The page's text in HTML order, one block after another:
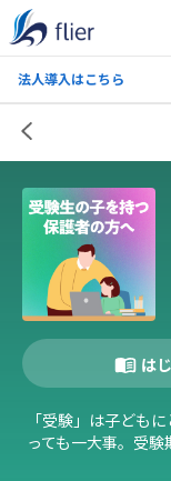
法人導入はこちら
は
「受験」は子ども
っても一大事。受験